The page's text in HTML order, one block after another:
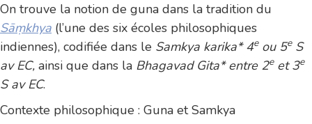
On trouve la notion de guna dans la tradition du
Sāṃkhya (l’une des six écoles philosophiques
indiennes), codifiée dans le Samkya karika* 4eou 5eS
av EC, ainsi que dans la Bhagavad Gita* entre 2eet 3e
S av EC.
Contexte philosophique : Guna et Samkya